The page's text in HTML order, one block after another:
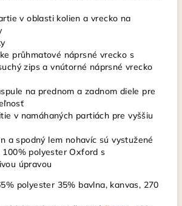
v oblasti kolien a vrecko na
průhmatové náprsné vrecko s
zips a vnútorné náprsné vrecko
na prednom a zadnom diele pre
v namáhaných partiách pre vyššiu
a spodný lem nohavíc sú vystužené
100% polyester Oxford s
úpravou
polyester 35% bavlna, kanvas, 270